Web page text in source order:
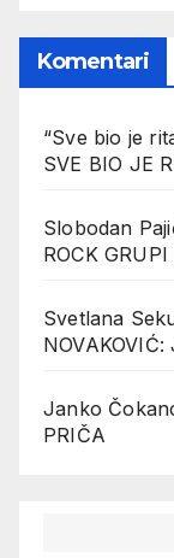
Komentari
“Sve bio je
SVE BIO JE
Slobodan
ROCK GRUPI
Svetlana
Janko
PRIČA